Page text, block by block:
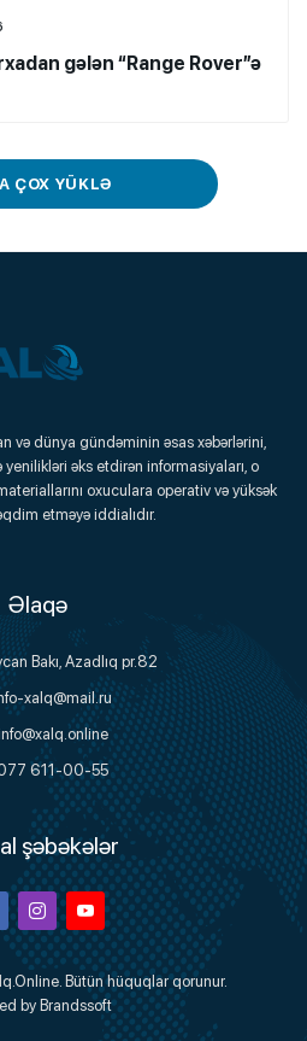
gələn “Range Rover”ə
ÇOX YÜKLƏ
Platforma
və dünya gündəminin əsas xəbərlərini,
əks etdirən informasiyaları, o
oxuculara operativ və yüksək
etməyə iddialıdır.
Əlaqə
Bakı, Azadlıq pr.82
xalq@mail.ru
611-00-55
şəbəkələr
InstagramYoutube
. Bütün hüquqlar qorunur.
by Brandssoft